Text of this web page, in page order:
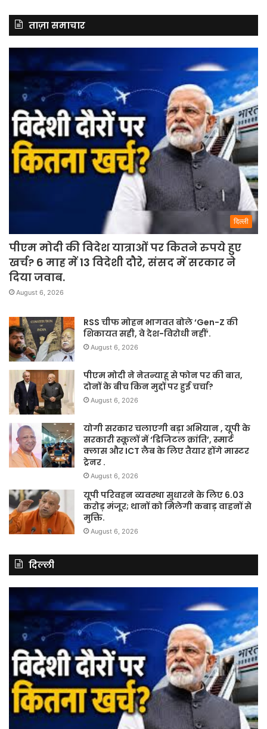
ताज़ा समाचार
दिल्ली
पीएम मोदी की विदेश यात्राओं पर कितने रुपये हुए
खर्च? 6 माह में 13 विदेशी दौरे, संसद में सरकार ने
दिया जवाब.
August 6, 2026
RSS चीफ मोहन भागवत बोले ‘Gen-Z की
शिकायत सही, वे देश-विरोधी नहीं’.
August 6, 2026
पीएम मोदी ने नेतन्याहू से फोन पर की बात,
दोनों के बीच किन मुद्दों पर हुई चर्चा?
August 6, 2026
योगी सरकार चलाएगी बड़ा अभियान , यूपी के
सरकारी स्कूलों में ‘डिजिटल क्रांति’, स्मार्ट
क्लास और ICT लैब के लिए तैयार होंगे मास्टर
ट्रेनर .
August 6, 2026
यूपी परिवहन व्यवस्था सुधारने के लिए 6.03
करोड़ मंजूर; थानों को मिलेगी कबाड़ वाहनों से
मुक्ति.
August 6, 2026
दिल्ली